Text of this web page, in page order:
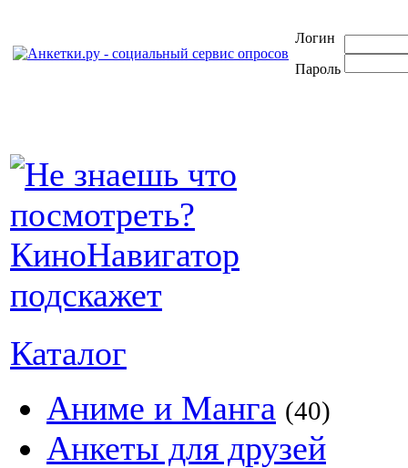
Логин
Пароль
Каталог
Аниме и Манга (40)
Анкеты для друзей